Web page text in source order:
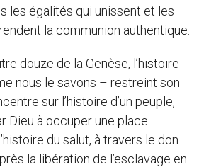
les égalités qui unissent et les
la communion authentique.
douze de la Genèse, l’histoire
nous le savons – restreint son
sur l’histoire d’un peuple,
Dieu à occuper une place
du salut, à travers le don
la libération de l’esclavage en